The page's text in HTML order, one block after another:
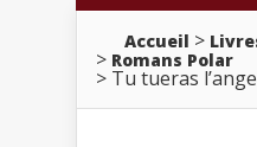
Accueil
Romans Polar
Tu tueras